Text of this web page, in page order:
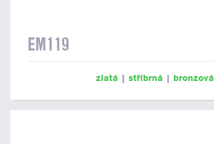
EM119
zlatá | stříbrná | bronzová